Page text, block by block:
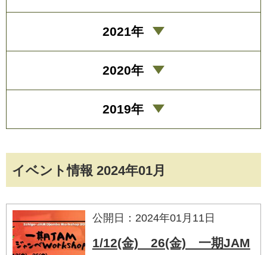
イベント情報 2024年01月
公開日：2024年01月11日
1/12(金) 26(金) 一期JAM
2021年
2020年
2019年